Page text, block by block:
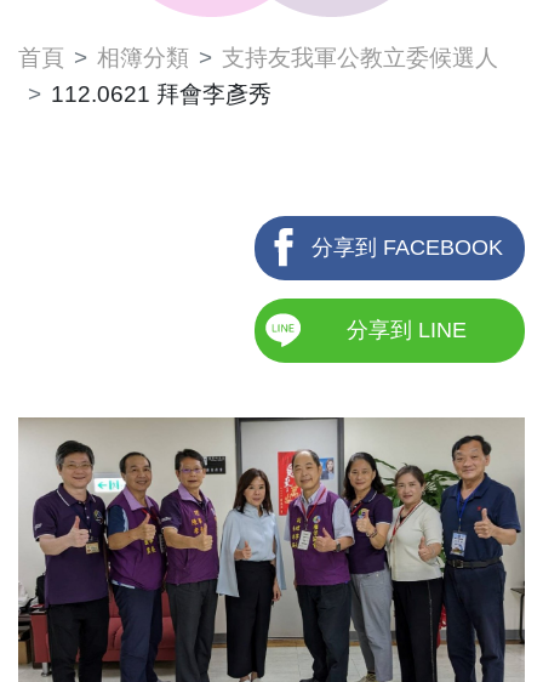
首頁 相簿分類
支持友我軍公教立委候選人
112.0621 拜會李彥秀
分享到 FACEBOOK
分享到 LINE